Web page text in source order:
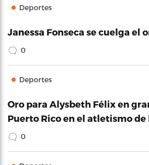
Deportes
Janessa Fonseca se cuelga el
0
Deportes
Oro para Alysbeth Félix en
Puerto Rico en el atletismo de
0